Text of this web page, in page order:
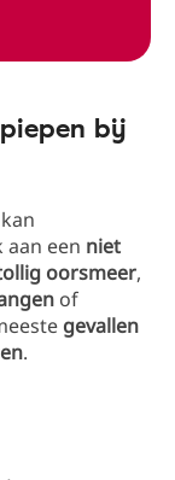
bij
kan
aan een niet
oorsmeer,
of
gevallen
.